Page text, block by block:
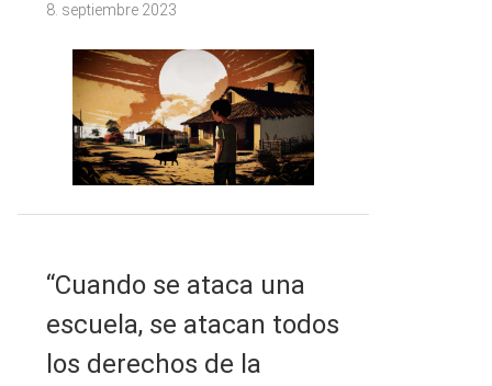
8. septiembre 2023
“Cuando se ataca una
escuela, se atacan todos
los derechos de la